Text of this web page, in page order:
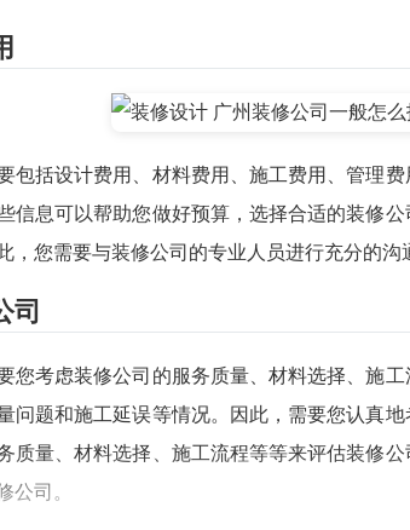
包括设计费用、材料费用、施工费用、管理
信息可以帮助您做好预算，选择合适的装修
，您需要与装修公司的专业人员进行充分的沟
司
您考虑装修公司的服务质量、材料选择、施
问题和施工延误等情况。因此，需要您认真
质量、材料选择、施工流程等等来评估装修
公司。